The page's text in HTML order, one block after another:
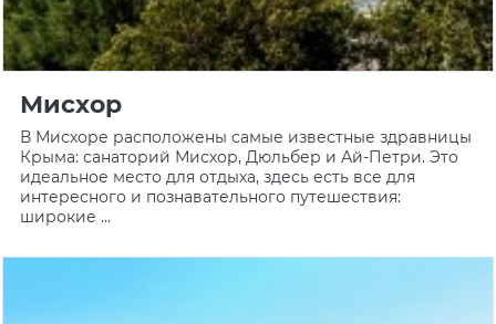
Мисхор
В Мисхоре расположены самые известные здравницы
Крыма: санаторий Мисхор, Дюльбер и Ай-Петри. Это
идеальное место для отдыха, здесь есть все для
интересного и познавательного путешествия:
широкие ...